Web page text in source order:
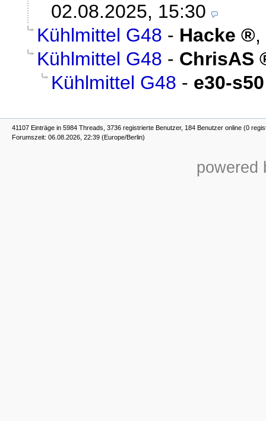
02.08.2025, 15:30
Kühlmittel G48 - Hacke
,
Kühlmittel G48 - ChrisAS
Kühlmittel G48 - e30-s50
41107 Einträge in 5984 Threads, 3736 registrierte Benutzer, 184 Benutzer online (0
Forumszeit: 06.08.2026, 22:39 (Europe/Berlin)
powered